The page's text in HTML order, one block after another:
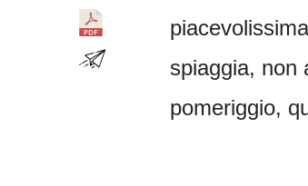
spiaggia, non
pomeriggio,